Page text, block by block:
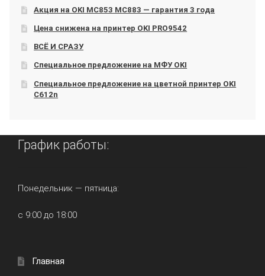
Акция на OKI МС853 МС883 — гарантия 3 года
Цена снижена на принтер OKI PRO9542
ВСЁ И СРАЗУ
Специальное предложение на МФУ OKI
Специальное предложение на цветной принтер OKI
C612n
График работы:
Понедельник — пятница:
с 9:00 до 18:00
Главная